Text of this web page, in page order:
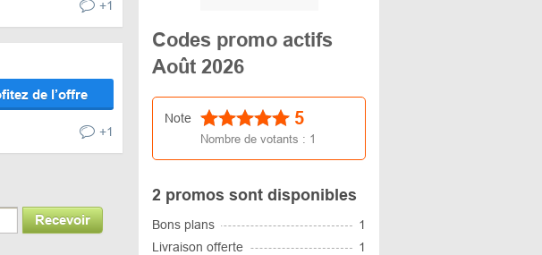
+1
de l’offre
+1
Recevoir
Codes promo actifs
Août 2026
Note 5
Nombre de votants : 1
2 promos sont disponibles
Bons plans
1
Livraison offerte
1